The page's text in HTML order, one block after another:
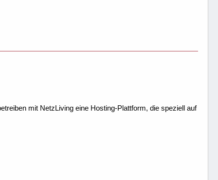
mit NetzLiving eine Hosting-Plattform, die speziell auf